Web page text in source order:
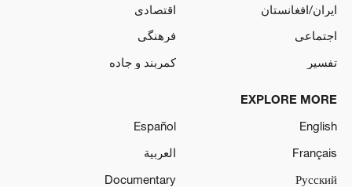
ایران/افغانستان
اقتصادی
اجتماعی
فرهنگی
تفسیر
کمربند و جاده
EXPLORE MORE
English
Español
Français
العربية
Русский
Documentary